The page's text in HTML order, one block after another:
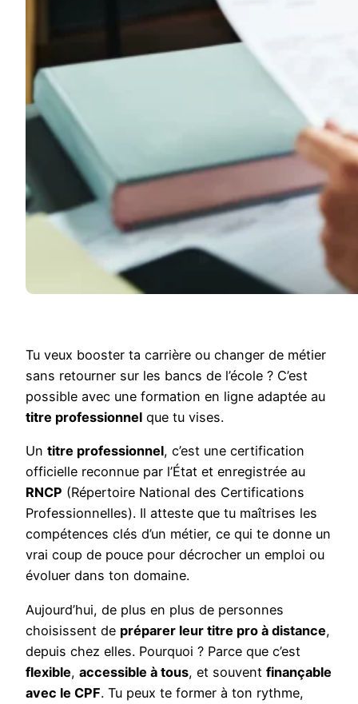
Tu veux booster ta carrière ou changer de métier
sans retourner sur les bancs de l’école ? C’est
possible avec une formation en ligne adaptée au
titre professionnel que tu vises.
Un titre professionnel, c’est une certification
officielle reconnue par l’État et enregistrée au
RNCP (Répertoire National des Certifications
Professionnelles). Il atteste que tu maîtrises les
compétences clés d’un métier, ce qui te donne un
vrai coup de pouce pour décrocher un emploi ou
évoluer dans ton domaine.
Aujourd’hui, de plus en plus de personnes
choisissent de préparer leur titre pro à distance,
depuis chez elles. Pourquoi ? Parce que c’est
flexible, accessible à tous, et souvent finançable
avec le CPF. Tu peux te former à ton rythme,